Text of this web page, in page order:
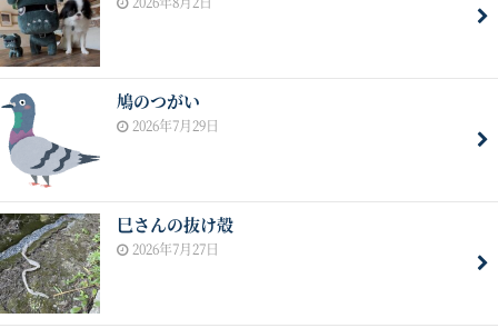
鳩のつがい
2026年7月29日
巳さんの抜け殻
2026年7月27日